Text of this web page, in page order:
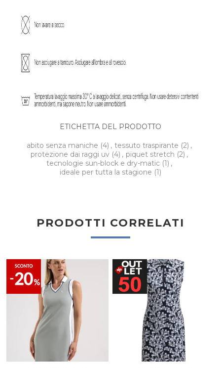
ETICHETTA DEL PRODOTTO
abito senza maniche (4) , tessuto traspirante (2) ,
protezione dai raggi uv (4) , piquet stretch (2) ,
tecnologie sun-block e dry-matic (1) ,
ideale per tutta la stagione (1)
PRODOTTI CORRELATI